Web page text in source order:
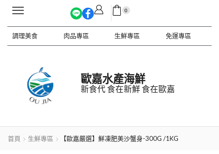
0
調理美食 肉品專區 生鮮專區 免運專區
歐嘉水產海鮮
新食代 食在新鮮 食在歐嘉
首頁 生鮮專區 【歐嘉嚴選】鮮凍肥美沙蟹身-300G /1KG